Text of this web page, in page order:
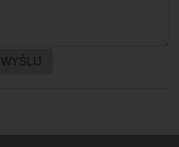
WYŚLIJ